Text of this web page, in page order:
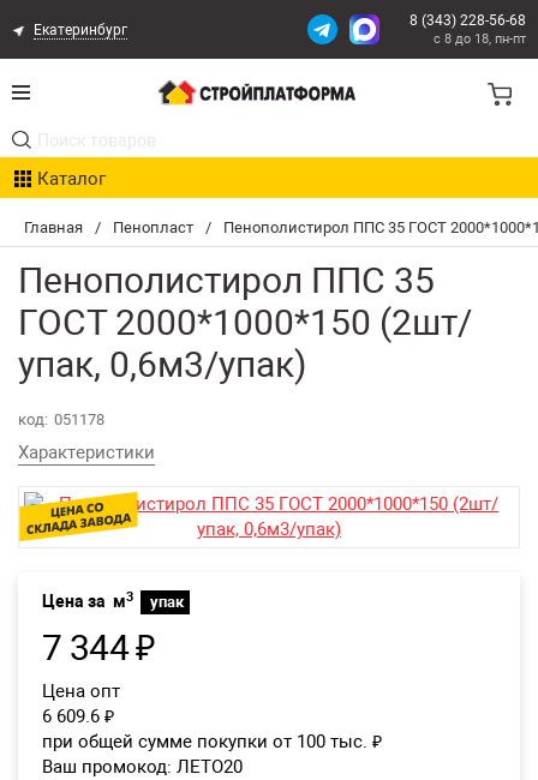
Главная / Пенопласт / Пенополистирол ППС 35 ГОСТ
Пенополистирол ППС 35
ГОСТ 2000*1000*150 (2шт/
упак, 0,6м3/упак)
код: 051178
Характеристики
Цена за м3 упак
7 344₽
Цена опт
6 609.6 ₽
при общей сумме покупки от 100 тыс. ₽
Ваш промокод: ЛЕТО20
Екатеринбург
8 (343) 228-56-68
с 8 до 18, пн-пт
Каталог
Акции
Расчет доставки
Организациям
Статьи
Контакты
Возврат товара
Екатеринбург